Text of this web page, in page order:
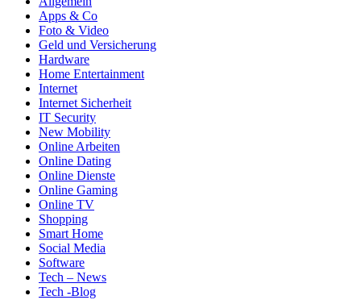
Apps & Co
Foto & Video
Geld und Versicherung
Hardware
Home Entertainment
Internet
Internet Sicherheit
IT Security
New Mobility
Online Arbeiten
Online Dating
Online Dienste
Online Gaming
Online TV
Shopping
Smart Home
Social Media
Software
Tech – News
Tech -Blog